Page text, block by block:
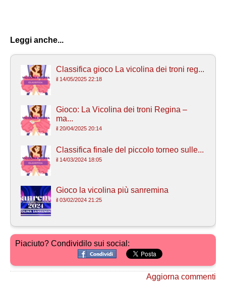
Leggi anche...
Classifica gioco La vicolina dei troni reg...
il 14/05/2025 22:18
Gioco: La Vicolina dei troni Regina –
ma...
il 20/04/2025 20:14
Classifica finale del piccolo torneo sulle...
il 14/03/2024 18:05
Gioco la vicolina più sanremina
il 03/02/2024 21:25
Piaciuto? Condividilo sui social:
Aggiorna commenti